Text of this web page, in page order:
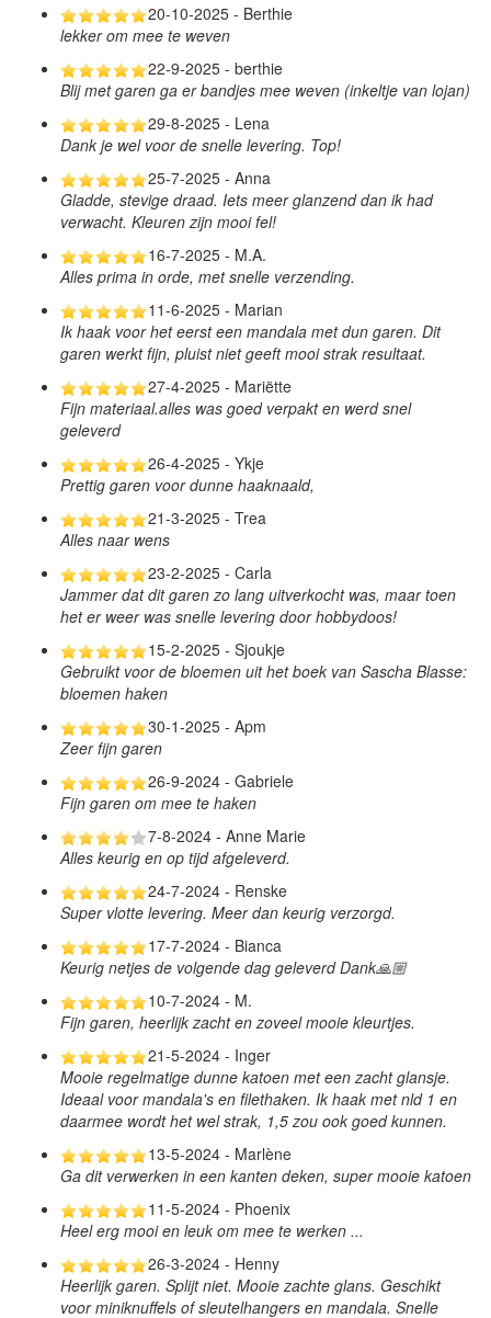
20-10-2025 - Berthie
lekker om mee te weven
22-9-2025 - berthie
Blij met garen ga er bandjes mee weven (inkeltje van lojan)
29-8-2025 - Lena
Dank je wel voor de snelle levering. Top!
25-7-2025 - Anna
Gladde, stevige draad. Iets meer glanzend dan ik had
verwacht. Kleuren zijn mooi fel!
16-7-2025 - M.A.
Alles prima in orde, met snelle verzending.
11-6-2025 - Marian
Ik haak voor het eerst een mandala met dun garen. Dit
garen werkt fijn, pluist niet geeft mooi strak resultaat.
27-4-2025 - Mariëtte
Fijn materiaal.alles was goed verpakt en werd snel
geleverd
26-4-2025 - Ykje
Prettig garen voor dunne haaknaald,
21-3-2025 - Trea
Alles naar wens
23-2-2025 - Carla
Jammer dat dit garen zo lang uitverkocht was, maar toen
het er weer was snelle levering door hobbydoos!
15-2-2025 - Sjoukje
Gebruikt voor de bloemen uit het boek van Sascha Blasse:
bloemen haken
30-1-2025 - Apm
Zeer fijn garen
26-9-2024 - Gabriele
Fijn garen om mee te haken
7-8-2024 - Anne Marie
Alles keurig en op tijd afgeleverd.
24-7-2024 - Renske
Super vlotte levering. Meer dan keurig verzorgd.
17-7-2024 - Bianca
Keurig netjes de volgende dag geleverd Dank🙏🏼
10-7-2024 - M.
Fijn garen, heerlijk zacht en zoveel mooie kleurtjes.
21-5-2024 - Inger
Mooie regelmatige dunne katoen met een zacht glansje.
Ideaal voor mandala's en filethaken. Ik haak met nld 1 en
daarmee wordt het wel strak, 1,5 zou ook goed kunnen.
13-5-2024 - Marlène
Ga dit verwerken in een kanten deken, super mooie katoen
11-5-2024 - Phoenix
Heel erg mooi en leuk om mee te werken ...
26-3-2024 - Henny
Heerlijk garen. Splijt niet. Mooie zachte glans. Geschikt
voor miniknuffels of sleutelhangers en mandala. Snelle